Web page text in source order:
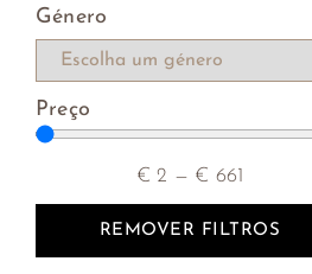
cosméticos
Cuidado Corporal
Higiene oral
Outros artigos
Cuidado Facial
Desmaquilhantes
Limpeza da pele e
exfoliantes
Género
Preço
€2 — € 661
REMOVER FILTROS